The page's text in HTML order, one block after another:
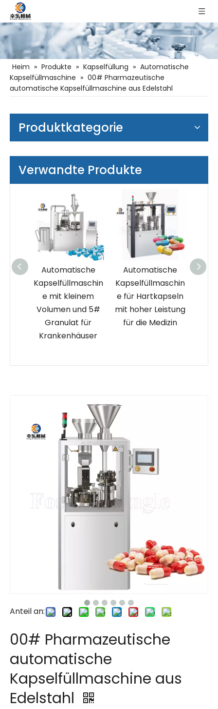
Heim » Produkte » Kapselfüllung » Automatische
Kapselfüllmaschine » 00# Pharmazeutische
automatische Kapselfüllmaschine aus Edelstahl
Produktkategorie
Verwandte Produkte
Automatische
Kapselfüllmaschin
e für Hartkapseln
mit hoher Leistung
für die Medizin
Automatische
Kapselfüllmaschin
e NJP-2500 mit
Lochplatte und
recyceltem
1#
Anteil an:
00# Pharmazeutische
automatische
Kapselfüllmaschine aus
Edelstahl